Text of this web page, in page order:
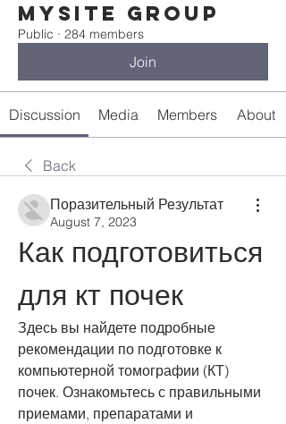
Mysite Group
Public · 284 members
Join
Discussion Media Members About
Back
Поразительный Результат
August 7, 2023
Как подготовиться
для кт почек
Здесь вы найдете подробные
рекомендации по подготовке к
компьютерной томографии (КТ)
почек. Ознакомьтесь с правильными
приемами, препаратами и